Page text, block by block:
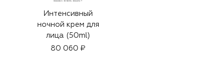
Интенсивный
ночной крем для
лица (50ml)
80 060 ₽